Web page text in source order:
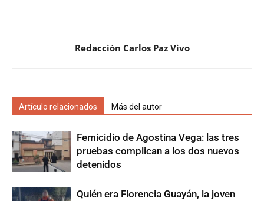
Redacción Carlos Paz Vivo
Artículo relacionados Más del autor
Femicidio de Agostina Vega: las tres
pruebas complican a los dos nuevos
detenidos
Quién era Florencia Guayán, la joven